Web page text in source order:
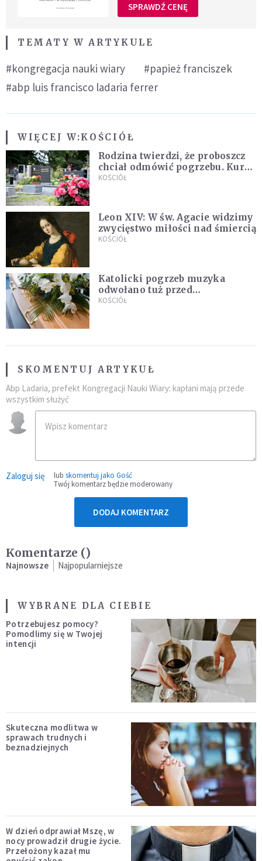
SPRAWDŹ CENĘ
TEMATY W ARTYKULE
#kongregacja nauki wiary
#papież franciszek
#abp luis francisco ladaria ferrer
WIĘCEJ W:KOŚCIÓŁ
Rodzina twierdzi, że proboszcz
chciał odmówić pogrzebu. Kuria
zapowiada wyjaśnienia
KOŚCIÓŁ
Leon XIV: W św. Agacie widzimy
zwycięstwo miłości nad śmiercią
KOŚCIÓŁ
Katolicki pogrzeb muzyka
odwołano tuż przed
uroczystością. Powodem była
KOŚCIÓŁ
SKOMENTUJ ARTYKUŁ
Abp Ladaria, prefekt Kongregacji Nauki Wiary: kapłani mają przede
wszystkim służyć
Zaloguj się lub skomentuj jako Gość
Twój komentarz będzie moderowany
DODAJ KOMENTARZ
Komentarze ()
Najnowsze Najpopularniejsze
WYBRANE DLA CIEBIE
Potrzebujesz pomocy?
Pomodlimy się w Twojej
intencji
Skuteczna modlitwa w
sprawach trudnych i
beznadziejnych
W dzień odprawiał Mszę, w
nocy prowadził drugie życie.
Przełożony kazał mu